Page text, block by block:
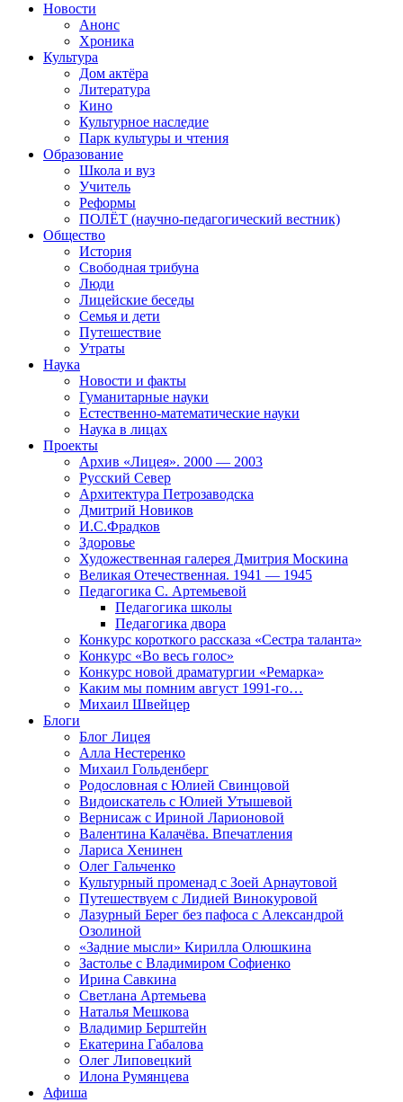
Новости
Анонс
Хроника
Культура
Дом актёра
Литература
Кино
Культурное наследие
Парк культуры и чтения
Образование
Школа и вуз
Учитель
Реформы
ПОЛЁТ (научно-педагогический вестник)
Общество
История
Свободная трибуна
Люди
Лицейские беседы
Семья и дети
Путешествие
Утраты
Наука
Новости и факты
Гуманитарные науки
Естественно-математические науки
Наука в лицах
Проекты
Архив «Лицея». 2000 — 2003
Русский Север
Архитектура Петрозаводска
Дмитрий Новиков
И.С.Фрадков
Здоровье
Художественная галерея Дмитрия Москина
Великая Отечественная. 1941 — 1945
Педагогика С. Артемьевой
Педагогика школы
Педагогика двора
Конкурс короткого рассказа «Сестра таланта»
Конкурс «Во весь голос»
Конкурс новой драматургии «Ремарка»
Каким мы помним август 1991-го…
Михаил Швейцер
Блоги
Блог Лицея
Алла Нестеренко
Михаил Гольденберг
Родословная с Юлией Свинцовой
Видоискатель с Юлией Утышевой
Вернисаж с Ириной Ларионовой
Валентина Калачёва. Впечатления
Лариса Хенинен
Олег Гальченко
Культурный променад с Зоей Арнаутовой
Путешествуем с Лидией Винокуровой
Лазурный Берег без пафоса с Александрой
Озолиной
«Задние мысли» Кирилла Олюшкина
Застолье с Владимиром Софиенко
Ирина Савкина
Светлана Артемьева
Наталья Мешкова
Владимир Берштейн
Екатерина Габалова
Олег Липовецкий
Илона Румянцева
Афиша